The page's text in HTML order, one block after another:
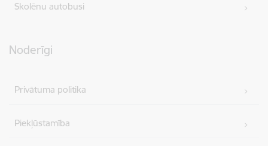
Skolēnu autobusi
Noderīgi
Privātuma politika
Piekļūstamība